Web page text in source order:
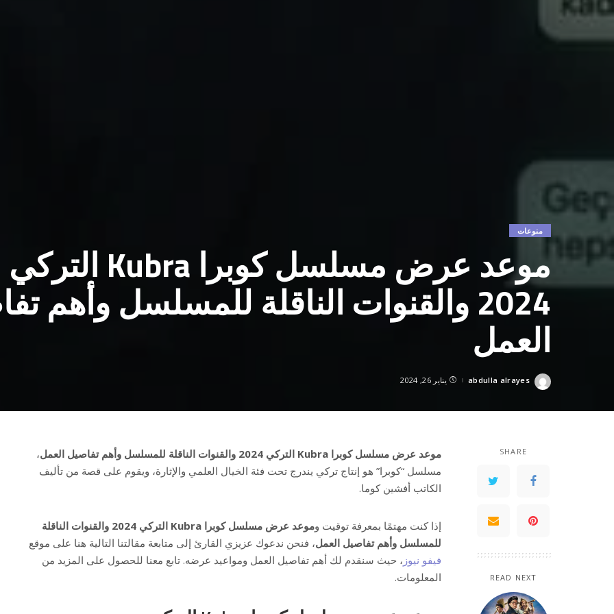
منوعات
موعد عرض مسلسل كوبرا Kubra التركي
2024 والقنوات الناقلة للمسلسل وأهم
العمل
Posted
abdulla alrayes يناير 26, 2024
SHARE
READ NEXT
موعد عرض مسلسل كوبرا Kubra التركي 2024 والقنوات الناقلة للمسلسل وأهم تفاصيل العمل
،
مسلسل “كوبرا” هو إنتاج تركي يندرج تحت فئة الخيال العلمي والإثارة، ويقوم على قصة من تأليف
الكاتب أفشين كوما.
إذا كنت مهتمًا بمعرفة توقيت و
موعد عرض مسلسل كوبرا Kubra التركي 2024 والقنوات الناقلة
للمسلسل وأهم تفاصيل العمل، فنحن ندعوك عزيزي القارئ إلى متابعة مقالتنا التالية هنا على موقع
فيفو نيوز ، حيث سنقدم لك أهم تفاصيل العمل ومواعيد عرضه. تابع معنا للحصول على المزيد من
المعلومات.